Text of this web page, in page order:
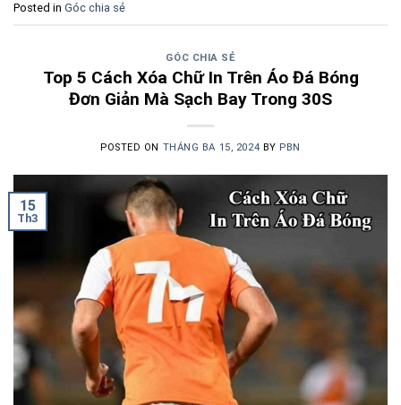
Posted in Góc chia sẻ
GÓC CHIA SẺ
Top 5 Cách Xóa Chữ In Trên Áo Đá Bóng
Đơn Giản Mà Sạch Bay Trong 30S
POSTED ON THÁNG BA 15, 2024 BY PBN
15
Th3